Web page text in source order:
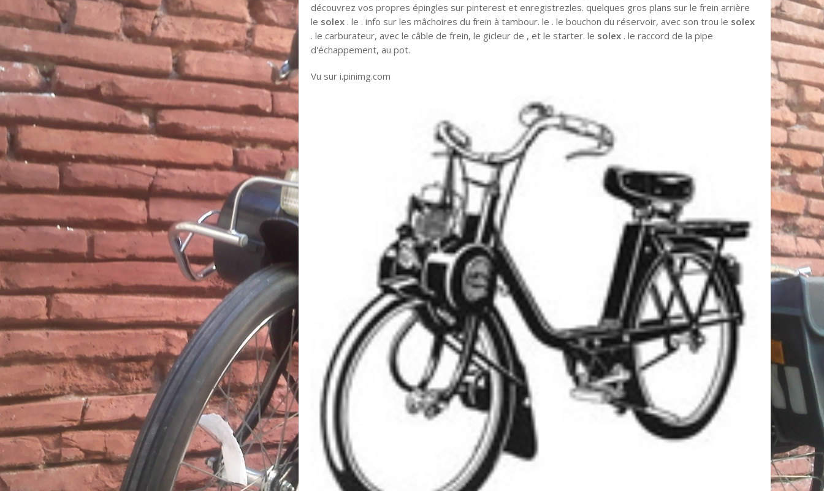
découvrez vos propres épingles sur pinterest et enregistrezles. quelques gros plans sur le frein arrière
le solex . le . info sur les mâchoires du frein à tambour. le . le bouchon du réservoir, avec son trou le solex
. le carburateur, avec le câble de frein, le gicleur de , et le starter. le solex . le raccord de la pipe
d'échappement, au pot.
Vu sur i.pinimg.com